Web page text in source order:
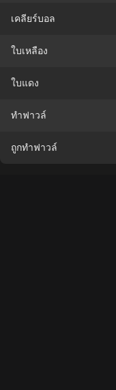
เคลียร์บอล
ใบเหลือง
ใบแดง
ทำฟาวล์
ถูกทำฟาวล์